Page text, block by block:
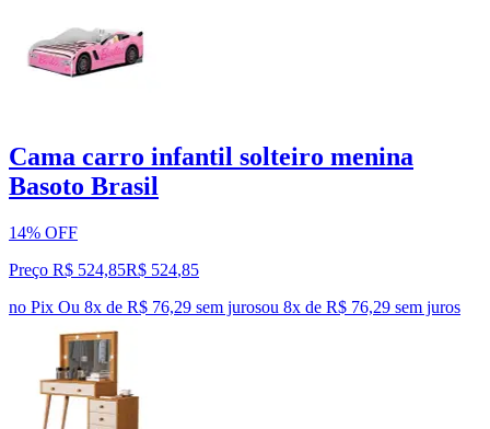
Cama carro infantil solteiro menina
Basoto Brasil
14% OFF
Preço R$ 524,85R$ 524,85
no Pix Ou 8x de R$ 76,29 sem jurosou 8x de R$ 76,29 sem juros